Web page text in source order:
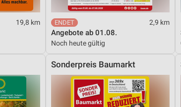
19,8 km 2,9 km
Angebote ab 01.08.
Noch heute gültig
Sonderpreis Baumarkt